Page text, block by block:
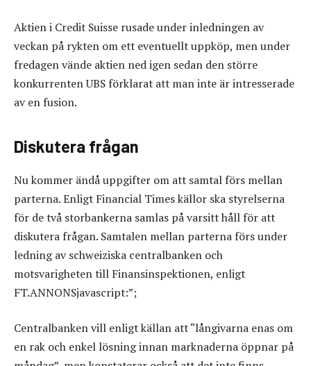
Aktien i Credit Suisse rusade under inledningen av
veckan på rykten om ett eventuellt uppköp, men under
fredagen vände aktien ned igen sedan den större
konkurrenten UBS förklarat att man inte är intresserade
av en fusion.
Diskutera frågan
Nu kommer ändå uppgifter om att samtal förs mellan
parterna. Enligt Financial Times källor ska styrelserna
för de två storbankerna samlas på varsitt håll för att
diskutera frågan. Samtalen mellan parterna förs under
ledning av schweiziska centralbanken och
motsvarigheten till Finansinspektionen, enligt
FT.ANNONSjavascript:”;
Centralbanken vill enligt källan att “långivarna enas om
en rak och enkel lösning innan marknaderna öppnar på